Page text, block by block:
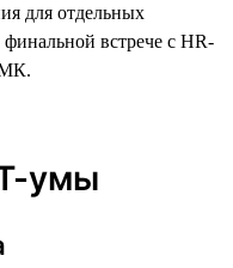
для отдельных
встрече с HR-
умы